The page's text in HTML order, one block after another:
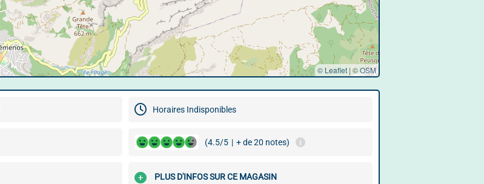
© Leaflet | ©OSM
Horaires Indisponibles
(4.5/5 | + de 20 notes)
PLUS D'INFOS SUR CE MAGASIN